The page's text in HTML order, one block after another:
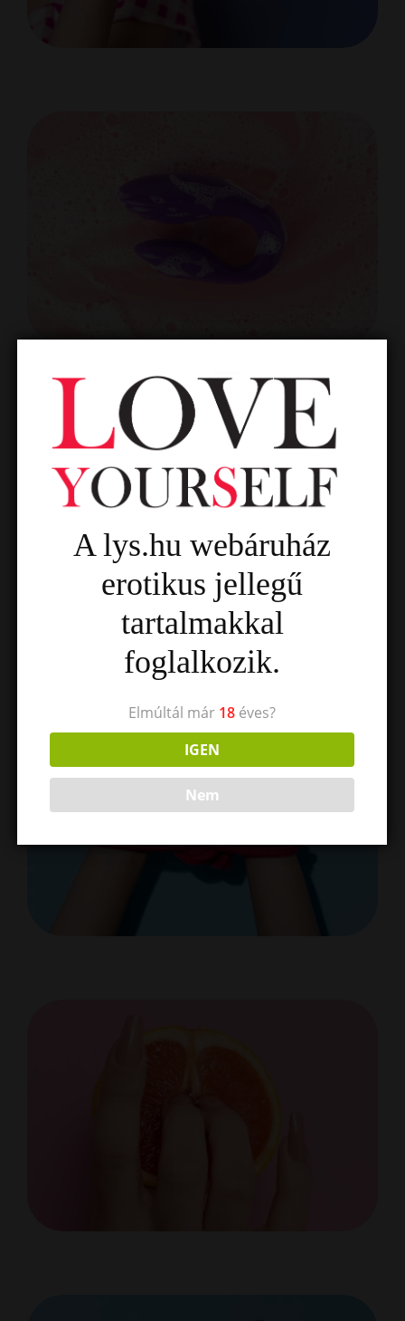
A lys.hu webáruház
erotikus jellegű
tartalmakkal
foglalkozik.
Elmúltál már 18 éves?
IGEN
Nem